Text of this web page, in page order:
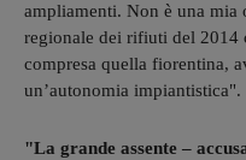
ampliamenti. Non è una mia
regionale dei rifiuti del 2014
compresa quella fiorentina,
un’autonomia impiantistica".
"La grande assente –